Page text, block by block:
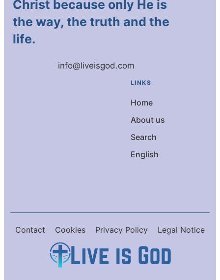
Christ because only He is
the way, the truth and the
life.
info@liveisgod.com
LINKS
Home
About us
Search
English
Contact Cookies Privacy Policy Legal Notice